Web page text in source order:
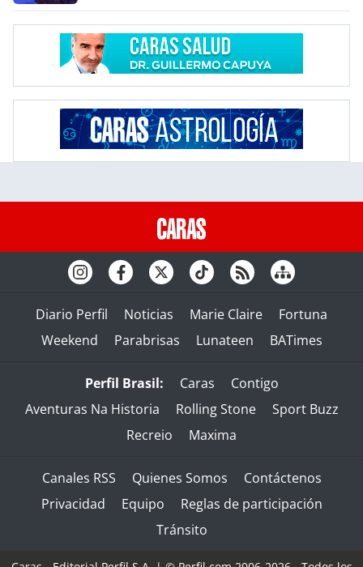
Diario Perfil Noticias Marie Claire
Fortuna
Weekend
Parabrisas Lunateen BATimes
Perfil Brasil: Caras
Contigo
Aventuras Na Historia
Rolling Stone
Sport Buzz
Recreio
Maxima
Canales RSS Quienes Somos
Contáctenos
Privacidad
Equipo
Reglas de participación
Tránsito